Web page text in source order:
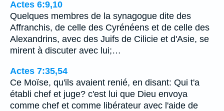
Actes 6:9,10
Quelques membres de la synagogue dite des
Affranchis, de celle des Cyrénéens et de celle des
Alexandrins, avec des Juifs de Cilicie et d'Asie, se
mirent à discuter avec lui;…
Actes 7:35,54
Ce Moïse, qu'ils avaient renié, en disant: Qui t'a
établi chef et juge? c'est lui que Dieu envoya
comme chef et comme libérateur avec l'aide de